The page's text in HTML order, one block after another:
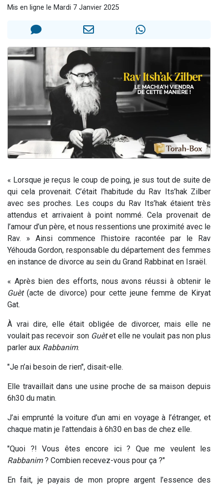
Il reste 49 places pour étudier en groupe sur Zoom
Mis en ligne le Mardi 7 Janvier 2025
« Lorsque je reçus le coup de poing, je sus tout de suite de
qui cela provenait. C’était l’habitude du Rav Its’hak Zilber
avec ses proches. Les coups du Rav Its’hak étaient très
attendus et arrivaient à point nommé. Cela provenait de
l’amour d’un père, et nous ressentions une proximité avec le
Rav. » Ainsi commence l’histoire racontée par le Rav
Yéhouda Gordon, responsable du département des femmes
en instance de divorce au sein du Grand Rabbinat en Israël.
« Après bien des efforts, nous avons réussi à obtenir le
Guèt(acte de divorce) pour cette jeune femme de Kiryat
Gat.
À vrai dire, elle était obligée de divorcer, mais elle ne
voulait pas recevoir son Guètet elle ne voulait pas non plus
parler aux Rabbanim.
"Je n’ai besoin de rien", disait-elle.
Elle travaillait dans une usine proche de sa maison depuis
6h30 du matin.
J’ai emprunté la voiture d’un ami en voyage à l’étranger, et
chaque matin je l’attendais à 6h30 en bas de chez elle.
"Quoi ?! Vous êtes encore ici ? Que me veulent les
Rabbanim? Combien recevez-vous pour ça ?"
En fait, je payais de mon propre argent l’essence des